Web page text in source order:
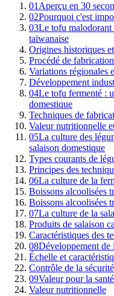
01 Aperçu en 30
02Pourquoi c'est
03Le tofu
taïwanaise
Origines historiques
Procédé de
Variations régionales
Développement
04Le tofu fermenté :
domestique
Techniques de
Valeur nutritionnelle
05La culture des
salaison domestique
Types courants de
Principes des
06La culture de la
Boissons alcoolisées
Boissons alcoolisées
07La culture de la
Produits de salaison
Caractéristiques des
08Développement de
Échelle et
Contrôle de la
09Valeur pour la
Valeur nutritionnelle